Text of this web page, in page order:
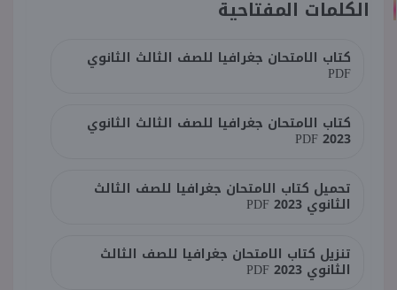
الكلمات المفتاحية
كتاب الامتحان جغرافيا للصف الثالث الثانوي
PDF
كتاب الامتحان جغرافيا للصف الثالث الثانوي
2023 PDF
تحميل كتاب الامتحان جغرافيا للصف الثالث
الثانوي 2023 PDF
تنزيل كتاب الامتحان جغرافيا للصف الثالث
الثانوي 2023 PDF